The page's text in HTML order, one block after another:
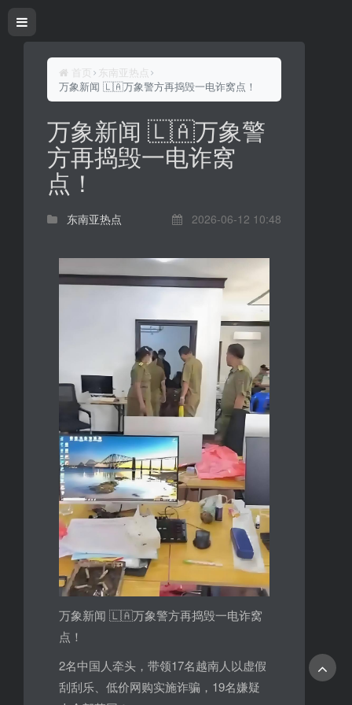
首页
东南亚热点
万象新闻 🇱🇦万象警方再捣毁一电诈窝点！
万象新闻 🇱🇦万象警
方再捣毁一电诈窝
点！
东南亚热点 2026-06-12 10:48
万象新闻 🇱🇦万象警方再捣毁一电诈窝
点！
2名中国人牵头，带领17名越南人以虚假
刮刮乐、低价网购实施诈骗，19名嫌疑